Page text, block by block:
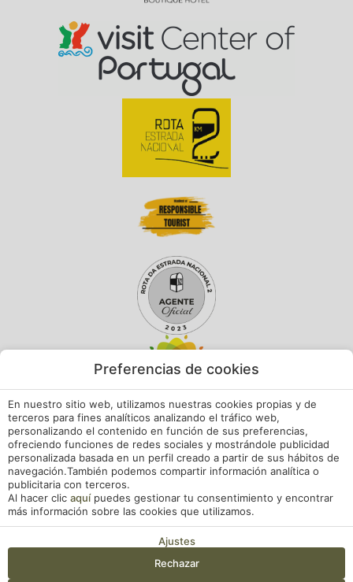
Mi reserva
Preferencias de cookies
En nuestro sitio web, utilizamos nuestras cookies propias y de
terceros para fines analíticos analizando el tráfico web,
personalizando el contenido en función de sus preferencias,
ofreciendo funciones de redes sociales y mostrándole publicidad
personalizada basada en un perfil creado a partir de sus hábitos de
navegación.También podemos compartir información analítica o
publicitaria con terceros.
Al hacer clic aquípuedes gestionar tu consentimiento y encontrar
más información sobre las cookies que utilizamos.
Ajustes
Rechazar